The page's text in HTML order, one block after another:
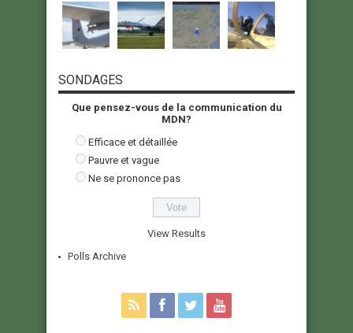
SONDAGES
Que pensez-vous de la communication du
MDN?
Efficace et détaillée
Pauvre et vague
Ne se prononce pas
View Results
Polls Archive